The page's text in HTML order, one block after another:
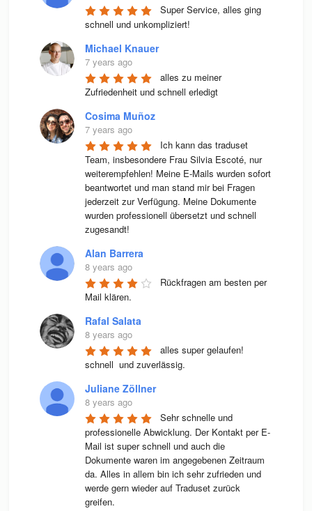
Super Service, alles ging
schnell und unkompliziert!
Michael Knauer
7 years ago
alles zu meiner
Zufriedenheit und schnell erledigt
Cosima Muñoz
7 years ago
Ich kann das traduset
Team, insbesondere Frau Silvia Escoté, nur
weiterempfehlen! Meine E-Mails wurden sofort
beantwortet und man stand mir bei Fragen
jederzeit zur Verfügung. Meine Dokumente
wurden professionell übersetzt und schnell
zugesandt!
Alan Barrera
8 years ago
Rückfragen am besten per
Mail klären.
Rafal Salata
8 years ago
alles super gelaufen!
schnell  und zuverlässig.
Juliane Zöllner
8 years ago
Sehr schnelle und
professionelle Abwicklung. Der Kontakt per E-
Mail ist super schnell und auch die
Dokumente waren im angegebenen Zeitraum
da. Alles in allem bin ich sehr zufrieden und
werde gern wieder auf Traduset zurück
greifen.